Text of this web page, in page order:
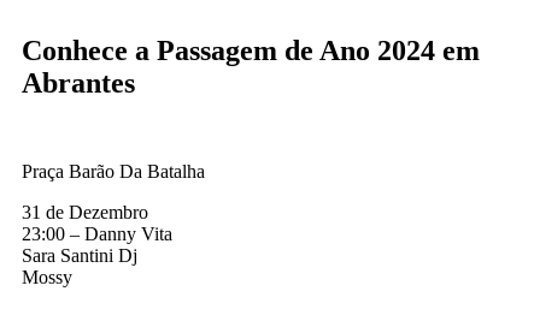
Conhece a Passagem de Ano 2024 em
Abrantes
Praça Barão Da Batalha
31 de Dezembro
23:00 – Danny Vita
Sara Santini Dj
Mossy